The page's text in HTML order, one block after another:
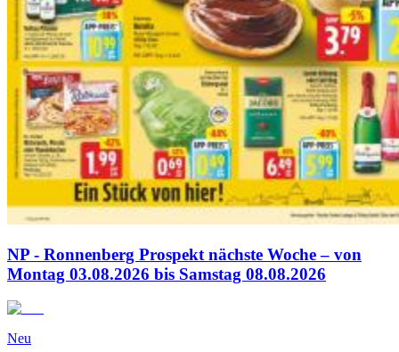
NP - Ronnenberg Prospekt nächste Woche – von
Montag 03.08.2026 bis Samstag 08.08.2026
Neu